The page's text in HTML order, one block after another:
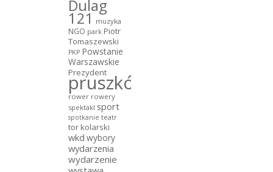
Dulag
121 muzyka
NGO park Piotr
Tomaszewski
PKP Powstanie
Warszawskie
Prezydent
pruszków
rower rowery
spektakl sport
spotkanie teatr
tor kolarski
wkd wybory
wydarzenia
wydarzenie